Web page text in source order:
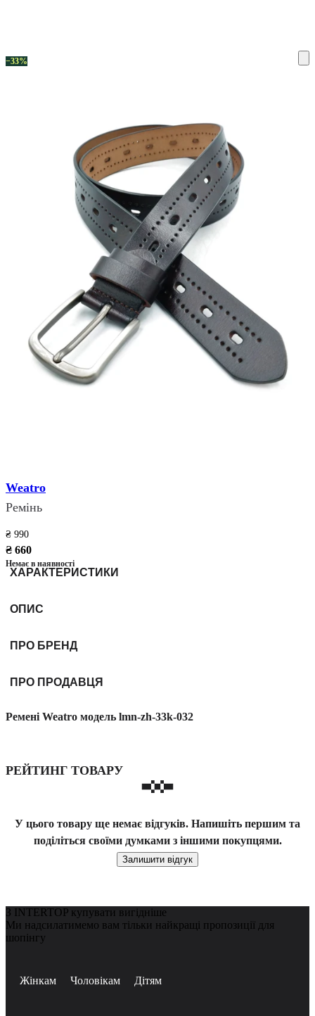
−33%
Weatro
Ремінь
₴ 990
₴ 660
Немає в наявності
ХАРАКТЕРИСТИКИ
ОПИС
ПРО БРЕНД
ПРО ПРОДАВЦЯ
Ремені Weatro модель lmn-zh-33k-032
РЕЙТИНГ ТОВАРУ
У цього товару ще немає відгуків. Напишіть першим та
поділіться своїми думками з іншими покупцями.
Залишити відгук
З INTERTOP купувати вигідніше
Ми надсилатимемо вам тільки найкращі пропозиції для
шопінгу
Жінкам Чоловікам Дітям